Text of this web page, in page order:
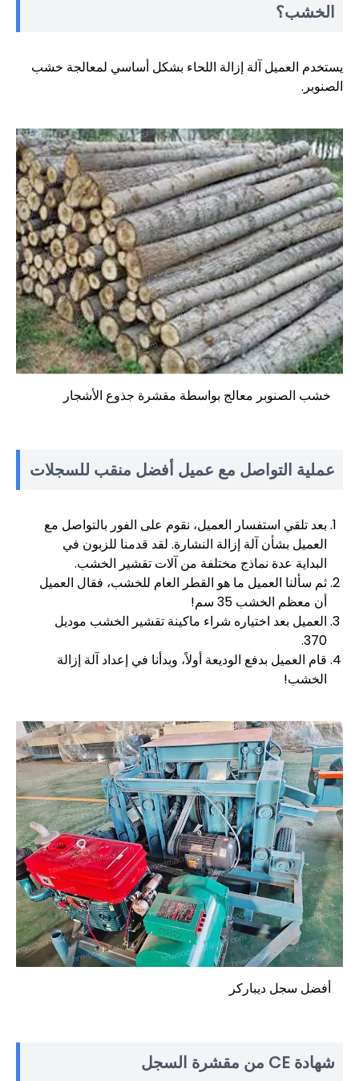
الخشب؟
يستخدم العميل آلة إزالة اللحاء بشكل أساسي لمعالجة خشب
الصنوبر.
خشب الصنوبر معالج بواسطة مقشرة جذوع الأشجار
عملية التواصل مع عميل أفضل منقب للسجلات
بعد تلقي استفسار العميل، نقوم على الفور بالتواصل مع
العميل بشأن آلة إزالة النشارة. لقد قدمنا ​​​​للزبون في
البداية عدة نماذج مختلفة من آلات تقشير الخشب.
ثم سألنا العميل ما هو القطر العام للخشب، فقال العميل
أن معظم الخشب 35 سم!
العميل بعد اختياره شراء ماكينة تقشير الخشب موديل
370.
قام العميل بدفع الوديعة أولاً، وبدأنا في إعداد آلة إزالة
الخشب!
أفضل سجل ديباركر
شهادة CE من مقشرة السجل